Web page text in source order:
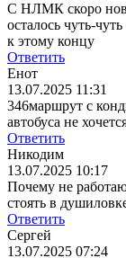
С НЛМК скоро
осталось чуть-
к этому концу
Ответить
Енот
13.07.2025 11:31
346маршрут с
автобуса не
Ответить
Никодим
13.07.2025 10:17
Почему не
стоять в
Ответить
Сергей
13.07.2025 07:24